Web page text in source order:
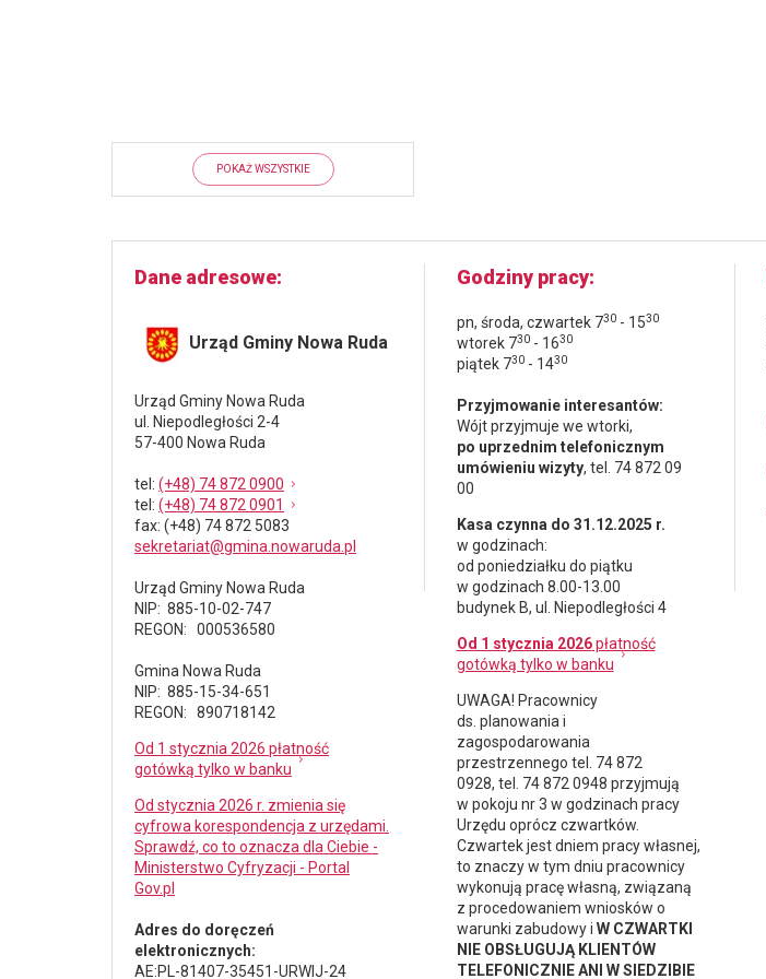
POKAŻ WSZYSTKIE
Dane adresowe
Urząd Gminy Nowa Ruda
Urząd Gminy Nowa Ruda
ul. Niepodległości 2-4
57-400 Nowa Ruda
tel : (+48) 74 872 0900
tel : (+48) 74 872 0901
fax: (+48) 74 872 5083
sekretariat@gmina.nowaruda.pl
Urząd Gminy Nowa Ruda
NIP: 885-10-02-747
REGON: 000536580
Gmina Nowa Ruda
NIP: 885-15-34-651
REGON: 890718142
Od 1 stycznia 2026 płatność
gotówką tylko w banku
Od stycznia 2026 r. zmienia się
cyfrowa korespondencja z urzędami.
Sprawdź, co to oznacza dla Ciebie -
Ministerstwo Cyfryzacji - Portal
Gov.pl
Adres do doręczeń
elektronicznych:
AE:PL-81407-35451-URWIJ-24
Godziny pracy
pn, środa, czwartek 730- 1530
wtorek 730- 1630
piątek 730- 1430
Przyjmowanie interesantów:
Wójt przyjmuje we wtorki,
po uprzednim telefonicznym
umówieniu wizyty, tel. 74 872 09
00
Kasa czynna do 31.12.2025 r.
w godzinach:
od poniedziałku do piątku
w godzinach 8.00-13.00
budynek B, ul. Niepodległości 4
Od 1 stycznia 2026płatność
gotówką tylko w banku
UWAGA! Pracownicy
ds. planowania i
zagospodarowania
przestrzennego tel. 74 872
0928, tel. 74 872 0948 przyjmują
w pokoju nr 3 w godzinach pracy
Urzędu oprócz czwartków.
Czwartek jest dniem pracy własnej,
to znaczy w tym dniu pracownicy
wykonują pracę własną, związaną
z procedowaniem wniosków o
warunki zabudowy i W CZWARTKI
NIE OBSŁUGUJĄ KLIENTÓW
TELEFONICZNIE ANI W SIEDZIBIE